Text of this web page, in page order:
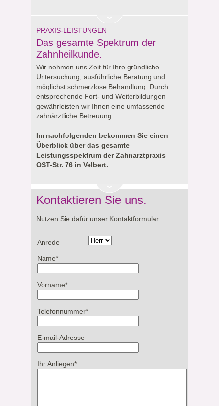
PRAXIS-LEISTUNGEN
Das gesamte Spektrum der
Zahnheilkunde.
Wir nehmen uns Zeit für Ihre gründliche
Untersuchung, ausführliche Beratung und
möglichst schmerzlose Behandlung. Durch
entsprechende Fort- und Weiterbildungen
gewährleisten wir Ihnen eine umfassende
zahnärztliche Betreuung.
Im nachfolgenden bekommen Sie einen
Überblick über das gesamte
Leistungsspektrum der Zahnarztpraxis
OST-Str. 76 in Velbert.
Kontaktieren Sie uns.
Nutzen Sie dafür unser Kontaktformular.
Anrede
Name*
Vorname*
Telefonnummer*
E-mail-Adresse
Ihr Anliegen*